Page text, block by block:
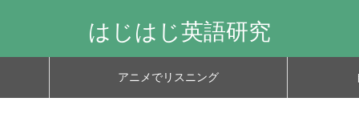
はじはじ英語研究
アニメでリスニング